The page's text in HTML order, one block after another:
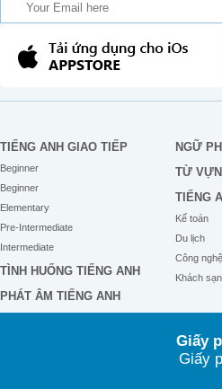
TIẾNG ANH GIAO TIẾP
Beginner
Beginner
Elementary
Pre-Intermediate
Intermediate
TÌNH HUỐNG TIẾNG ANH
PHÁT ÂM TIẾNG ANH
NGỮ
TỪ
TIẾNG
Kế toán
Du lịch
Công
Khách sạn
Giấy
Giấy